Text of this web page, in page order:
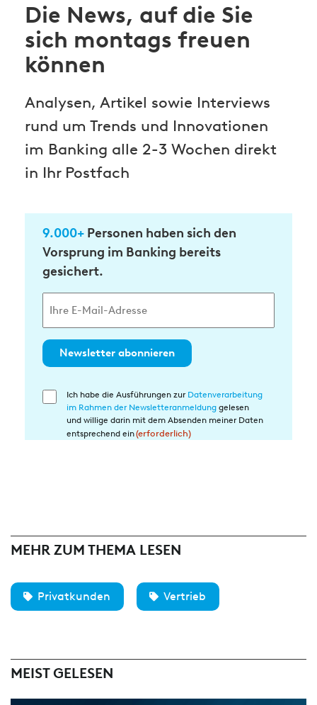
Die News, auf die Sie
sich montags freuen
können
Analysen, Artikel sowie Interviews
rund um Trends und Innovationen
im Banking alle 2-3 Wochen direkt
in Ihr Postfach
9.000+ Personen haben sich den
Vorsprung im Banking bereits
gesichert.
Newsletter abonnieren
Einwilligung
Ich habe die Ausführungen zur Datenverarbeitung
im Rahmen der Newsletteranmeldung gelesen
und willige darin mit dem Absenden meiner Daten
entsprechend ein(erforderlich)
MEHR ZUM THEMA LESEN
Privatkunden Vertrieb
MEIST GELESEN